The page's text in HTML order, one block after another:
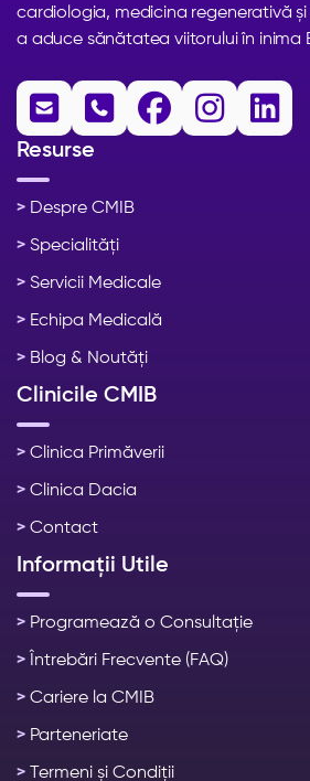
cardiologia, medicina regenerativă
a aduce sănătatea viitorului în inima
    
Resurse
> Despre CMIB
> Specialități
> Servicii Medicale
> Echipa Medicală
> Blog & Noutăți
Clinicile CMIB
> Clinica Primăverii
> Clinica Dacia
> Contact
Informații Utile
> Programează o Consultație
> Întrebări Frecvente (FAQ)
> Cariere la CMIB
> Parteneriate
> Termeni și Condiții